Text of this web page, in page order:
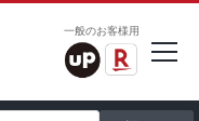
一般のお客様用